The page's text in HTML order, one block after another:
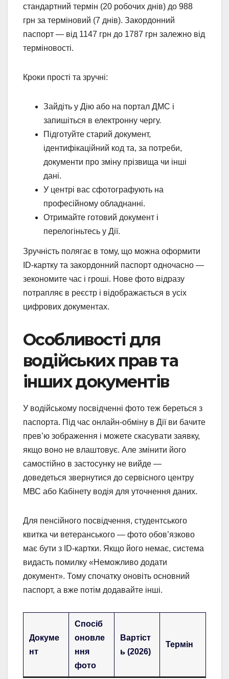
стандартний термін (20 робочих днів) до 988
грн за терміновий (7 днів). Закордонний
паспорт — від 1147 грн до 1787 грн залежно від
терміновості.
Кроки прості та зручні:
Зайдіть у Дію або на портал ДМС і
запишіться в електронну чергу.
Підготуйте старий документ,
ідентифікаційний код та, за потреби,
документи про зміну прізвища чи інші
дані.
У центрі вас сфотографують на
професійному обладнанні.
Отримайте готовий документ і
перелогіньтесь у Дії.
Зручність полягає в тому, що можна оформити
ID-картку та закордонний паспорт одночасно —
зекономите час і гроші. Нове фото відразу
потрапляє в реєстр і відображається в усіх
цифрових документах.
Особливості для
водійських прав та
інших документів
У водійському посвідченні фото теж береться з
паспорта. Під час онлайн-обміну в Дії ви бачите
прев’ю зображення і можете скасувати заявку,
якщо воно не влаштовує. Але змінити його
самостійно в застосунку не вийде —
доведеться звернутися до сервісного центру
МВС або Кабінету водія для уточнення даних.
Для пенсійного посвідчення, студентського
квитка чи ветеранського — фото обов’язково
має бути з ID-картки. Якщо його немає, система
видасть помилку «Неможливо додати
документ». Тому спочатку оновіть основний
паспорт, а вже потім додавайте інші.
Докуме
нт
Спосіб
оновле
ння
фото
Вартіст
ь (2026)
Термін